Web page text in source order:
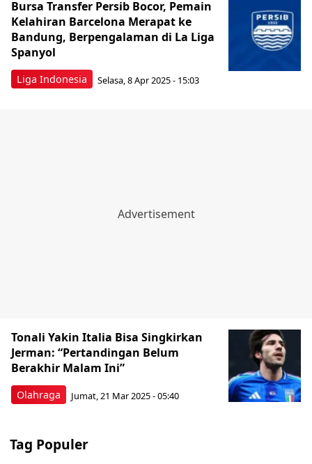
Liga Indonesia
Bursa Transfer Persib Bocor, Pemain
Kelahiran Barcelona Merapat ke
Bandung, Berpengalaman di La Liga
Spanyol
Selasa, 8 Apr 2025 - 15:03
Olahraga
Tonali Yakin Italia Bisa Singkirkan
Jerman: “Pertandingan Belum
Berakhir Malam Ini”
Jumat, 21 Mar 2025 - 05:40
Tag Populer